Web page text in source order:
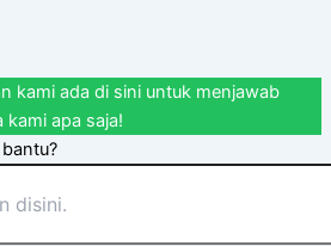
kami ada di sini untuk menjawab
kami apa saja!